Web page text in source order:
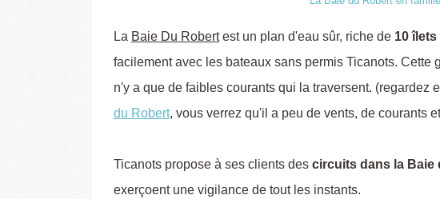
La Baie Du Robertest un plan d'eau sûr, riche de 10 îlets
facilement avec les bateaux sans permis Ticanots. Cette
n'y a que de faibles courants qui la traversent. (regardez
du Robert, vous verrez qu'il a peu de vents, de courants
Ticanots propose à ses clients des circuits dans la Baie
exerçoent une vigilance de tout les instants.